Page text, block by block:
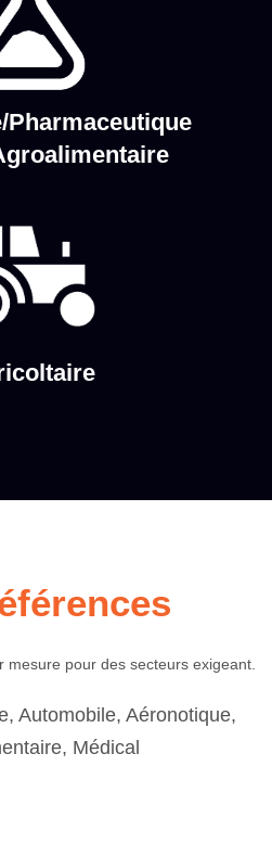
Pharmaceutique
mesure pour des secteurs exigeant.
Automobile, Aéronotique,
Médical